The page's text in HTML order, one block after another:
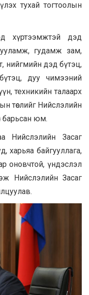
тухай тогтоолын
хүртээмжтэй дэд
гудамж зам,
нийгмийн дэд бүтэц,
дуу чимээний
техникийн талаарх
төслийг Нийслэлийн
барьсан юм.
Нийслэлийн Засаг
харьяа байгууллага,
оновчтой, үндэслэл
Нийслэлийн Засаг